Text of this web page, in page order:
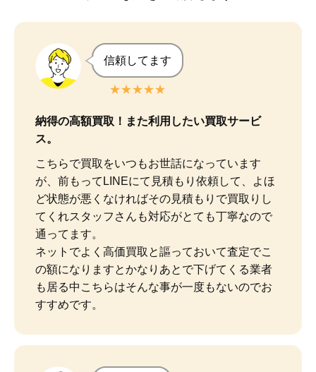
信頼してます
★★★★★
納得の高額買取！また利用したい買取サービ
ス。
こちらで買取をいつもお世話になっています
が、前もってLINEにて見積もり依頼して、よほ
ど状態が悪くなければその見積もりで買取りし
てくれスタッフさんも対応がとても丁寧なので
通ってます。
ネットでよく高価買取と謳っておいて査定でこ
の額になりますとかなりあとで下げてくる業者
も居る中こちらはそんな事が一度もないのでお
すすめです。